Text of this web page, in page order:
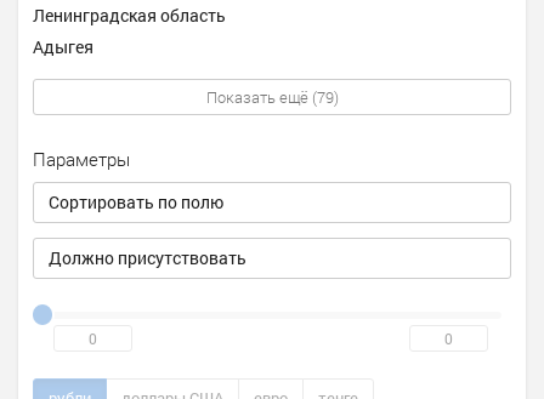
Ленинградская область
Адыгея
Показать ещё (79)
Параметры
Сортировать по полю
Должно присутствовать